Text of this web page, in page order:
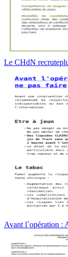
Le CHdN
Avant l`opération :